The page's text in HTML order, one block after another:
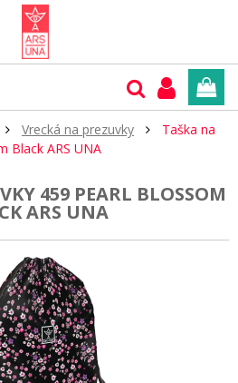
Vrecká na prezuvky
Taška na
Black ARS UNA
459 PEARL BLOSSOM
ARS UNA